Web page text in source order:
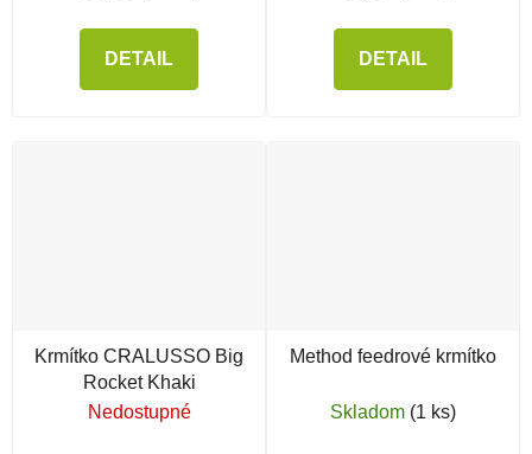
DETAIL DETAIL
Krmítko CRALUSSO Big
Rocket Khaki
Nedostupné
Method feedrové krmítko
Skladom (1 ks)